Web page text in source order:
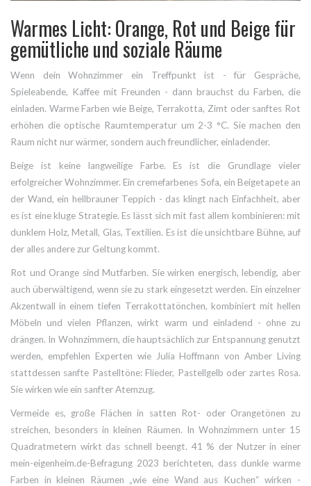
Warmes Licht: Orange, Rot und Beige für
gemütliche und soziale Räume
Wenn dein Wohnzimmer ein Treffpunkt ist - für Gespräche,
Spieleabende, Kaffee mit Freunden - dann brauchst du Farben, die
einladen. Warme Farben wie Beige, Terrakotta, Zimt oder sanftes Rot
erhöhen die optische Raumtemperatur um 2-3 °C. Sie machen den
Raum nicht nur wärmer, sondern auch freundlicher, einladender.
Beige ist keine langweilige Farbe. Es ist die Grundlage vieler
erfolgreicher Wohnzimmer. Ein cremefarbenes Sofa, ein Beigetapete an
der Wand, ein hellbrauner Teppich - das klingt nach Einfachheit, aber
es ist eine kluge Strategie. Es lässt sich mit fast allem kombinieren: mit
dunklem Holz, Metall, Glas, Textilien. Es ist die unsichtbare Bühne, auf
der alles andere zur Geltung kommt.
Rot und Orange sind Mutfarben. Sie wirken energisch, lebendig, aber
auch überwältigend, wenn sie zu stark eingesetzt werden. Ein einzelner
Akzentwall in einem tiefen Terrakottatönchen, kombiniert mit hellen
Möbeln und vielen Pflanzen, wirkt warm und einladend - ohne zu
drängen. In Wohnzimmern, die hauptsächlich zur Entspannung genutzt
werden, empfehlen Experten wie Julia Hoffmann von Amber Living
stattdessen sanfte Pastelltöne: Flieder, Pastellgelb oder zartes Rosa.
Sie wirken wie ein sanfter Atemzug.
Vermeide es, große Flächen in satten Rot- oder Orangetönen zu
streichen, besonders in kleinen Räumen. In Wohnzimmern unter 15
Quadratmetern wirkt das schnell beengt. 41 % der Nutzer in einer
mein-eigenheim.de-Befragung 2023 berichteten, dass dunkle warme
Farben in kleinen Räumen „wie eine Wand aus Kuchen“ wirken -